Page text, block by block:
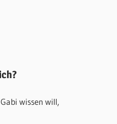
wissen will,